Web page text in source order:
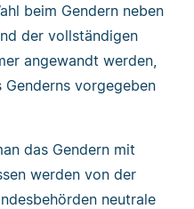
beim Gendern neben
der vollständigen
angewandt werden,
Genderns vorgegeben
das Gendern mit
werden von der
neutrale